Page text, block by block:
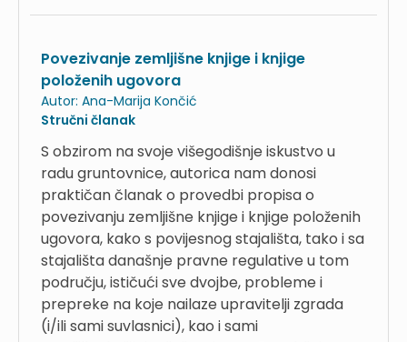
Povezivanje zemljišne knjige i knjige
položenih ugovora
Autor: Ana-Marija Končić
Stručni članak
S obzirom na svoje višegodišnje iskustvo u
radu gruntovnice, autorica nam donosi
praktičan članak o provedbi propisa o
povezivanju zemljišne knjige i knjige položenih
ugovora, kako s povijesnog stajališta, tako i sa
stajališta današnje pravne regulative u tom
području, ističući sve dvojbe, probleme i
prepreke na koje nailaze upravitelji zgrada
(i/ili sami suvlasnici), kao i sami